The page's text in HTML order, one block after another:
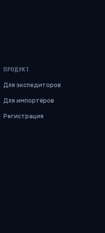
ПРОДУКТ
Для экспедиторов
Для импортёров
Регистрация